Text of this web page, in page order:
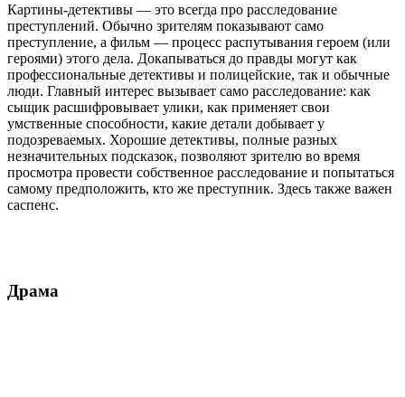
Картины-детективы — это всегда про расследование
преступлений. Обычно зрителям показывают само
преступление, а фильм — процесс распутывания героем (или
героями) этого дела. Докапываться до правды могут как
профессиональные детективы и полицейские, так и обычные
люди. Главный интерес вызывает само расследование: как
сыщик расшифровывает улики, как применяет свои
умственные способности, какие детали добывает у
подозреваемых. Хорошие детективы, полные разных
незначительных подсказок, позволяют зрителю во время
просмотра провести собственное расследование и попытаться
самому предположить, кто же преступник. Здесь также важен
саспенс.
Драма